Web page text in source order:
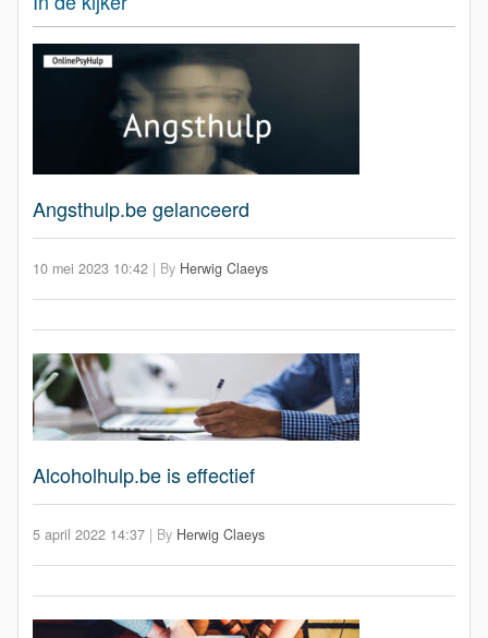
Angsthulp.be gelanceerd
10 mei 2023 10:42 | By Herwig Claeys
Alcoholhulp.be is effectief
5 april 2022 14:37 | By Herwig Claeys